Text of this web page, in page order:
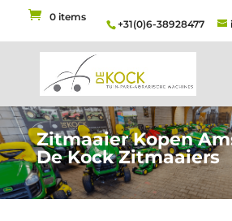
+31(0)6-38928477
0 items
Zitmaaier Kopen
De Kock Zitmaaiers